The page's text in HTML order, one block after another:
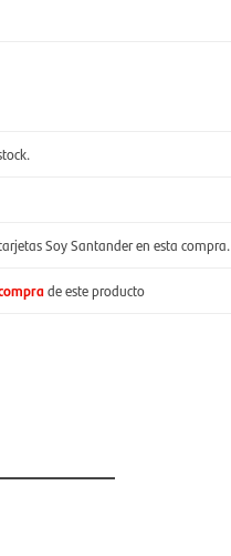
Soy Santander en esta compra.
de este producto